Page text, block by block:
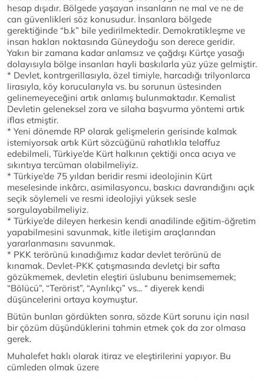
hesap dışıdır. Bölgede yaşayan insanların ne mal ve ne de
can güvenlikleri söz konusudur. İnsanlara bölgede
gerektiğinde “b.k” bile yedirilmektedir. Demokratikleşme ve
insan hakları noktasında Güneydoğu son derece geridir.
Yakın bir zamana kadar anlamsız ve çağdışı Kürtçe yasağı
dolayısıyla bölge insanları hayli baskılarla yüz yüze gelmiştir.
* Devlet, kontrgerillasıyla, özel timiyle, harcadığı trilyonlarca
lirasıyla, köy korucularıyla vs. bu sorunun üstesinden
gelinemeyeceğini artık anlamış bulunmaktadır. Kemalist
Devletin geleneksel zora ve silaha başvurma yöntemi artık
iflas etmiştir.
* Yeni dönemde RP olarak gelişmelerin gerisinde kalmak
istemiyorsak artık Kürt sözcüğünü rahatlıkla telaffuz
edebilmeli, Türkiye’de Kürt halkının çektiği onca acıya ve
sıkıntıya tercüman olabilmeliyiz.
* Türkiye’de 75 yıldan beridir resmi ideolojinin Kürt
meselesinde inkârcı, asimilasyoncu, baskıcı davrandığını açık
seçik söylemeli ve resmi ideolojiyi yüksek sesle
sorgulayabilmeliyiz.
* Türkiye’de dileyen herkesin kendi anadilinde eğitim-öğretim
yapabilmesini savunmak, kitle iletişim araçlarından
yararlanmasını savunmak.
* PKK terörünü kınadığımız kadar devlet terörünü de
kınamak. Devlet-PKK çatışmasında devletçi bir safta
gözükmemek, devletin eleştiri üslubunu benimsememek;
“Bölücü”, “Terörist”, “Ayrılıkçı” vs... “ diyerek kendi
düşüncelerini ortaya koymuştur.
Bütün bunları gördükten sonra, sözde Kürt sorunu için nasıl
bir çözüm düşündüklerini tahmin etmek çok da zor olmasa
gerek.
Muhalefet haklı olarak itiraz ve eleştirilerini yapıyor. Bu
cümleden olmak üzere